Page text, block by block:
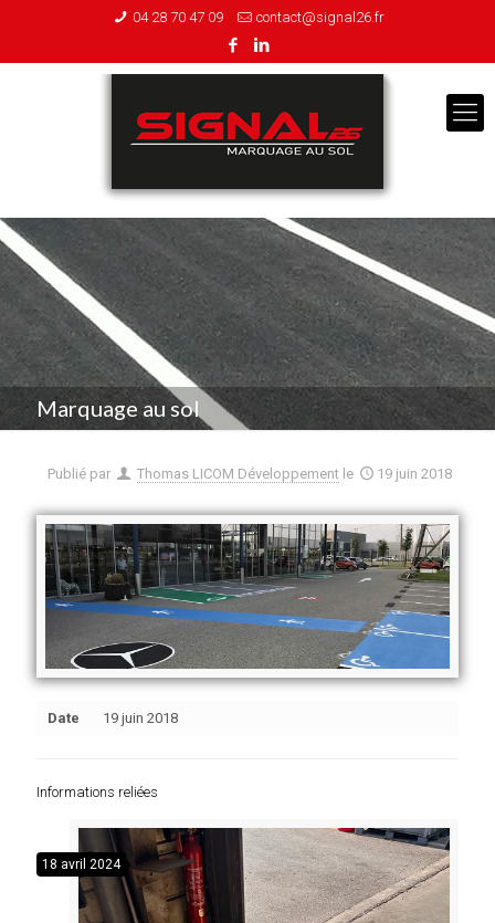
04 28 70 47 09 contact@signal26.fr
Marquage au sol
Publié par Thomas LICOM Développement le 19 juin 2018
Date 19 juin 2018
Informations reliées
18 avril 2024